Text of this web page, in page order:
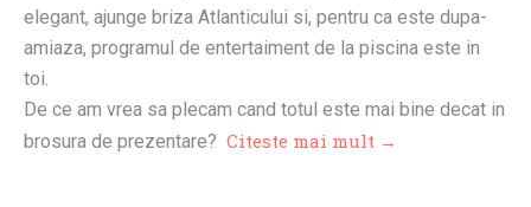
elegant, ajunge briza Atlanticului si, pentru ca este dupa-
amiaza, programul de entertaiment de la piscina este in
toi.
De ce am vrea sa plecam cand totul este mai bine decat in
brosura de prezentare? Citeste mai mult →